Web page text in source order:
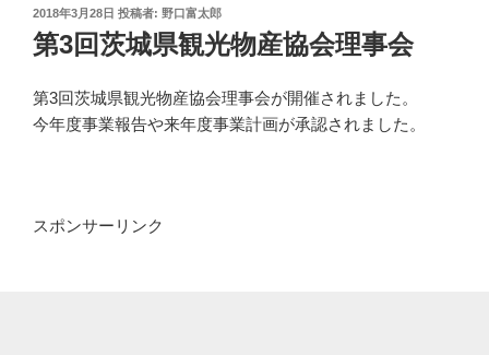
投
稿
日:
2018年3月28日 投稿者: 野口富太郎
第3回茨城県観光物産協会理事会
第3回茨城県観光物産協会理事会が開催されました。
今年度事業報告や来年度事業計画が承認されました。
スポンサーリンク